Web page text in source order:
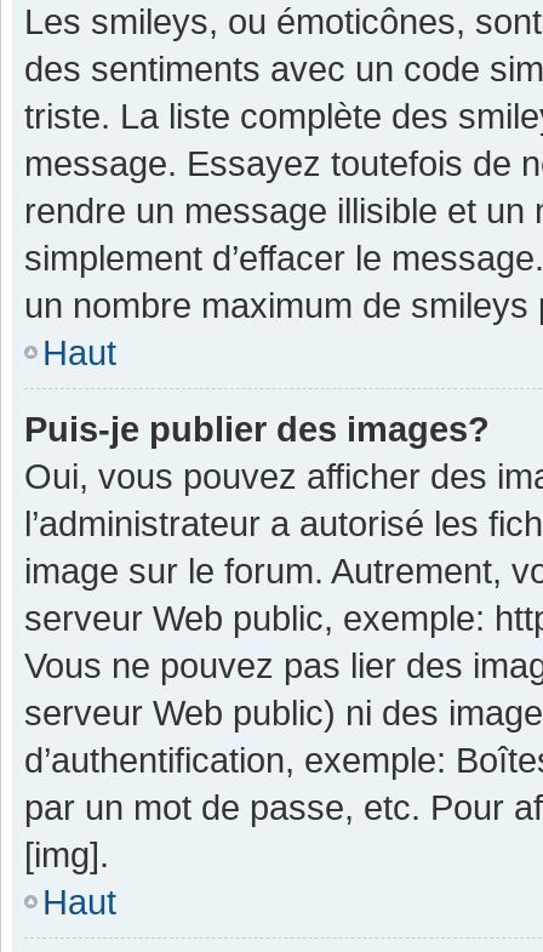
Les smileys, ou émoticônes,
des sentiments avec un code
triste. La liste complète des
message. Essayez toutefois de
rendre un message illisible et
simplement d’effacer le
un nombre maximum de smileys
Haut
Puis-je publier des images?
Oui, vous pouvez afficher des
l’administrateur a autorisé les
image sur le forum. Autrement,
serveur Web public, exemple:
Vous ne pouvez pas lier des
serveur Web public) ni des
d’authentification, exemple:
par un mot de passe, etc. Pour
[img].
Haut